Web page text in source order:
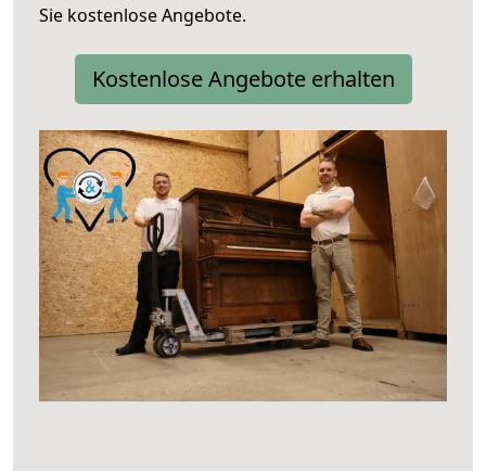
Sie kostenlose Angebote.
Kostenlose Angebote erhalten